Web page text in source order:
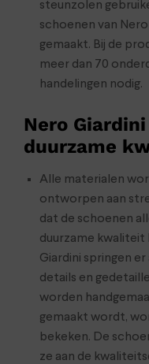
steunzolen
schoenen van
gemaakt. Bij de
meer dan 70
handelingen nodig.
Nero
duurzame
Alle materialen
ontworpen aan
dat de schoenen
duurzame kwaliteit
Giardini springen
details en
worden
gemaakt wordt,
bekeken. De
ze aan de